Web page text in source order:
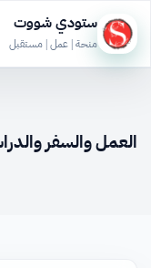
ستودي شووت
منحة | عمل | مستقبل
العمل والسفر